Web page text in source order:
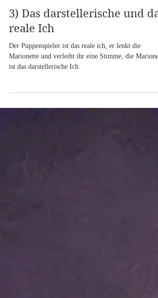
10 Min. Lesezeit
3) Das darstellerische und das
reale Ich
Der Puppenspieler ist das reale ich, er lenkt die